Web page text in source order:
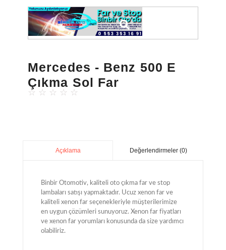
Mercedes - Benz 500 E
Çıkma Sol Far
☆ ☆ ☆ ☆ ☆
Açıklama Değerlendirmeler (0)
Binbir Otomotiv, kaliteli oto çıkma far ve stop
lambaları satışı yapmaktadır. Ucuz xenon far ve
kaliteli xenon far seçenekleriyle müşterilerimize
en uygun çözümleri sunuyoruz. Xenon far fiyatları
ve xenon far yorumları konusunda da size yardımcı
olabiliriz.